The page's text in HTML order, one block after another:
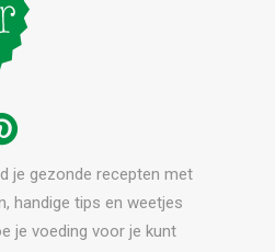
je gezonde recepten met
handige tips en weetjes
je voeding voor je kunt